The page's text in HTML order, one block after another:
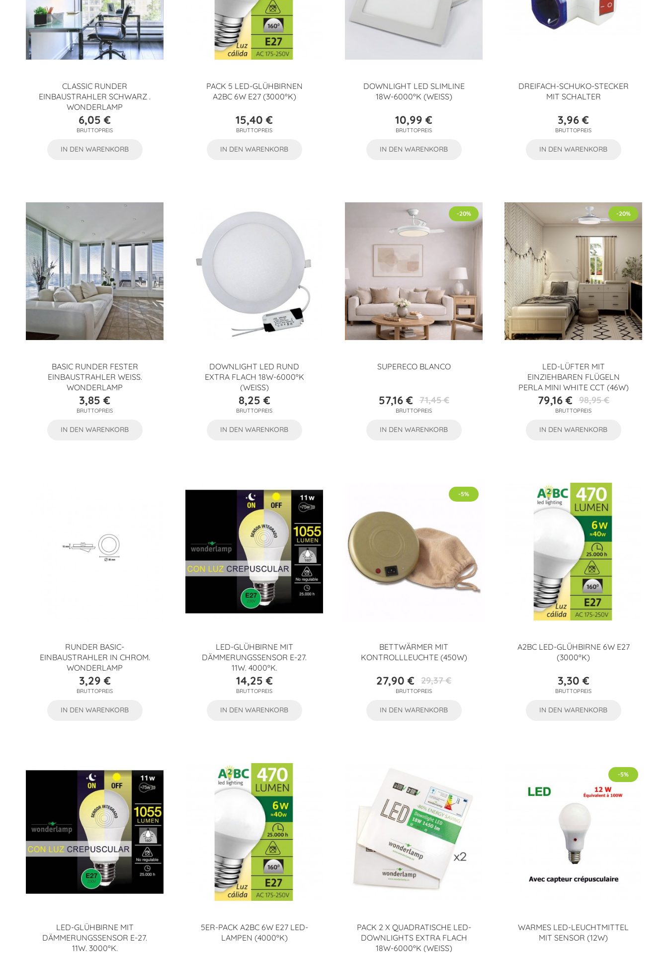
CLASSIC RUNDER
EINBAUSTRAHLER SCHWARZ .
WONDERLAMP
Preis
6,05 €
BRUTTOPREIS
IN DEN WARENKORB
PACK 5 LED-GLÜHBIRNEN
A2BC 6W E27 (3000ºK)
Preis
15,40 €
BRUTTOPREIS
IN DEN WARENKORB
DOWNLIGHT LED SLIMLINE
18W-6000ºK (WEISS)
Preis
10,99 €
BRUTTOPREIS
IN DEN WARENKORB
DREIFACH-SCHUKO-STECKER
MIT SCHALTER
Preis
3,96 €
BRUTTOPREIS
IN DEN WARENKORB
BASIC RUNDER FESTER
EINBAUSTRAHLER WEISS.
WONDERLAMP
Preis
3,85 €
BRUTTOPREIS
IN DEN WARENKORB
DOWNLIGHT LED RUND
EXTRA FLACH 18W-6000ºK
(WEISS)
Preis
8,25 €
BRUTTOPREIS
IN DEN WARENKORB
SUPERECO BLANCO
Preis
57,16 € Verkaufspreis
71,45 €
BRUTTOPREIS
-20%
IN DEN WARENKORB
LED-LÜFTER MIT
EINZIEHBAREN FLÜGELN
PERLA MINI WHITE CCT (46W)
Preis
79,16 € Verkaufspreis
98,95 €
BRUTTOPREIS
-20%
IN DEN WARENKORB
RUNDER BASIC-
EINBAUSTRAHLER IN CHROM.
WONDERLAMP
Preis
3,29 €
BRUTTOPREIS
IN DEN WARENKORB
LED-GLÜHBIRNE MIT
DÄMMERUNGSSENSOR E-27.
11W. 4000ºK.
Preis
14,25 €
BRUTTOPREIS
IN DEN WARENKORB
BETTWÄRMER MIT
KONTROLLLEUCHTE (450W)
Preis
27,90 €Verkaufspreis
29,37 €
BRUTTOPREIS
-5%
IN DEN WARENKORB
A2BC LED-GLÜHBIRNE 6W E27
(3000ºK)
Preis
3,30 €
BRUTTOPREIS
IN DEN WARENKORB
LED-GLÜHBIRNE MIT
DÄMMERUNGSSENSOR E-27.
11W. 3000ºK.
5ER-PACK A2BC 6W E27 LED-
LAMPEN (4000ºK)
PACK 2 X QUADRATISCHE LED-
DOWNLIGHTS EXTRA FLACH
18W-6000ºK (WEISS)
WARMES LED-LEUCHTMITTEL
MIT SENSOR (12W)
-5%